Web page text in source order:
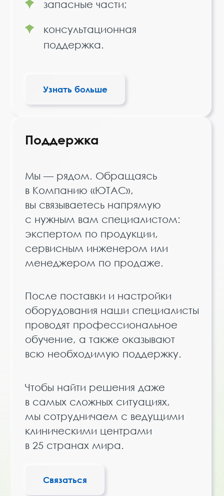
запасные части;
консультационная
поддержка.
Узнать больше
Поддержка
Мы — рядом. Обращаясь
в Компанию «ЮТАС»,
вы связываетесь напрямую
с нужным вам специалистом:
экспертом по продукции,
сервисным инженером или
менеджером по продаже.
После поставки и настройки
оборудования наши специалисты
проводят профессиональное
обучение, а также оказывают
всю необходимую поддержку.
Чтобы найти решения даже
в самых сложных ситуациях,
мы сотрудничаем с ведущими
клиническими центрами
в 25 странах мира.
Связаться